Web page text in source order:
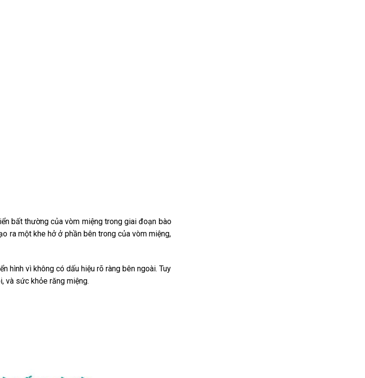
bất thường của vòm miệng trong giai đoạn bào
ra một khe hở ở phần bên trong của vòm miệng,
hình vì không có dấu hiệu rõ ràng bên ngoài. Tuy
và sức khỏe răng miệng.